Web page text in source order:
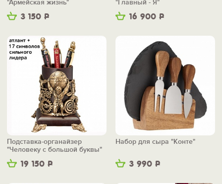
3 150 Р
"Армейская жизнь"
16 900 Р
"Главный - Я"
19 150 Р
Подставка-органайзер
"Человеку с большой буквы"
3 990 Р
Набор для сыра "Конте"